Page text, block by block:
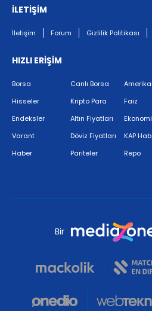
İLETİŞİM
İletişim Forum Gizlilik Politikası
HIZLI ERİŞİM
Borsa
Hisseler
Endeksler
Varant
Haber
Canlı Borsa
Kripto Para
Altın Fiyatları
Döviz Fiyatları
Pariteler
Faiz
KAP
Repo
Bir